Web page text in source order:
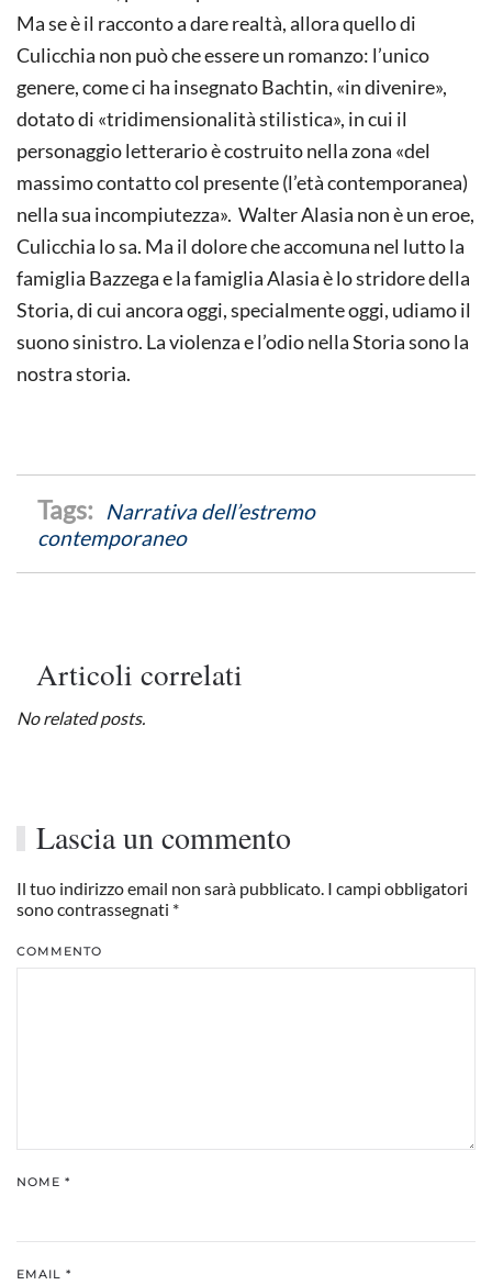
Ma se è il racconto a dare realtà, allora quello di
Culicchia non può che essere un romanzo: l’unico
genere, come ci ha insegnato Bachtin, «in divenire»,
dotato di «tridimensionalità stilistica», in cui il
personaggio letterario è costruito nella zona «del
massimo contatto col presente (l’età contemporanea)
nella sua incompiutezza». Walter Alasia non è un eroe,
Culicchia lo sa. Ma il dolore che accomuna nel lutto la
famiglia Bazzega e la famiglia Alasia è lo stridore della
Storia, di cui ancora oggi, specialmente oggi, udiamo il
suono sinistro. La violenza e l’odio nella Storia sono la
nostra storia.
Narrativa dell’estremo
contemporaneo
Articoli correlati
No related posts.
Lascia un commento
Il tuo indirizzo email non sarà pubblicato. I campi obbligatori
sono contrassegnati *
COMMENTO
NOME *
EMAIL *